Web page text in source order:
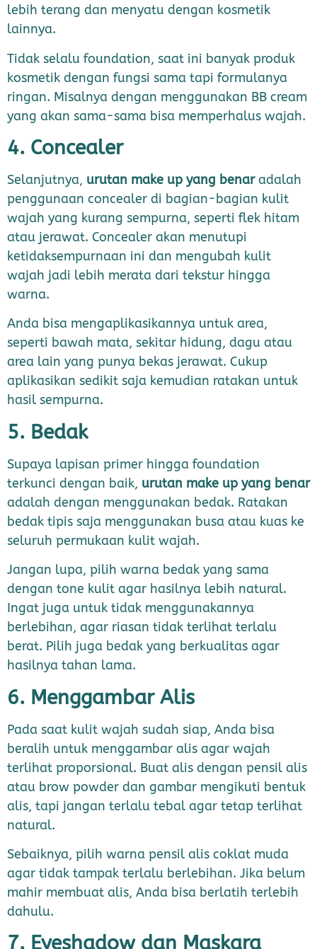
lebih terang dan menyatu dengan kosmetik
lainnya.
Tidak selalu foundation, saat ini banyak produk
kosmetik dengan fungsi sama tapi formulanya
ringan. Misalnya dengan menggunakan BB cream
yang akan sama-sama bisa memperhalus wajah.
4. Concealer
Selanjutnya, urutan make up yang benaradalah
penggunaan concealer di bagian-bagian kulit
wajah yang kurang sempurna, seperti flek hitam
atau jerawat. Concealer akan menutupi
ketidaksempurnaan ini dan mengubah kulit
wajah jadi lebih merata dari tekstur hingga
warna.
Anda bisa mengaplikasikannya untuk area,
seperti bawah mata, sekitar hidung, dagu atau
area lain yang punya bekas jerawat. Cukup
aplikasikan sedikit saja kemudian ratakan untuk
hasil sempurna.
5. Bedak
Supaya lapisan primer hingga foundation
terkunci dengan baik, urutan make up yang benar
adalah dengan menggunakan bedak. Ratakan
bedak tipis saja menggunakan busa atau kuas ke
seluruh permukaan kulit wajah.
Jangan lupa, pilih warna bedak yang sama
dengan tone kulit agar hasilnya lebih natural.
Ingat juga untuk tidak menggunakannya
berlebihan, agar riasan tidak terlihat terlalu
berat. Pilih juga bedak yang berkualitas agar
hasilnya tahan lama.
6. Menggambar Alis
Pada saat kulit wajah sudah siap, Anda bisa
beralih untuk menggambar alis agar wajah
terlihat proporsional. Buat alis dengan pensil alis
atau brow powder dan gambar mengikuti bentuk
alis, tapi jangan terlalu tebal agar tetap terlihat
natural.
Sebaiknya, pilih warna pensil alis coklat muda
agar tidak tampak terlalu berlebihan. Jika belum
mahir membuat alis, Anda bisa berlatih terlebih
dahulu.
7. Eyeshadow dan Maskara